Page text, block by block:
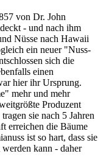
von Dr. John
- und nach ihm
Nüsse nach Hawaii
ein neuer "Nuss-
sich die
einen
hier ihr Ursprung.
mehr und mehr
Produzent
sie nach 5 Jahren
erreichen die Bäume
ist so hart, dass sie
kann - daher